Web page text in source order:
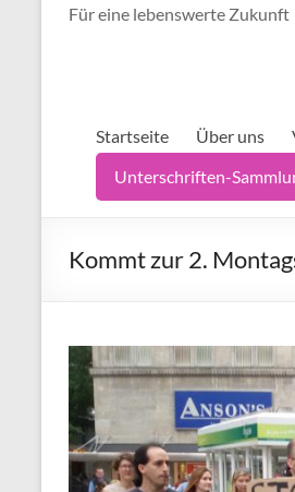
Für eine lebenswerte Zukunft
Startseite Über uns
Unterschriften-
Kommt zur 2.